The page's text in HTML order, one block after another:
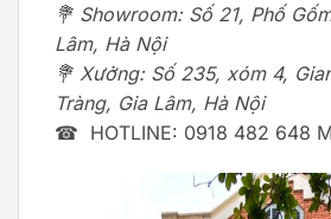
💐 Showroom: Số 21, Phố
Lâm, Hà Nội
💐 Xưởng: Số 235, xóm 4,
Tràng, Gia Lâm, Hà Nội
☎ HOTLINE: 0918 482 648